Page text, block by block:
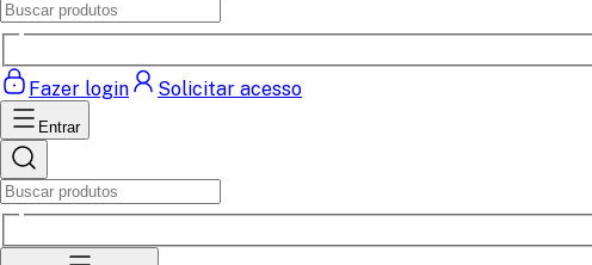
Fazer login Solicitar acesso
Entrar